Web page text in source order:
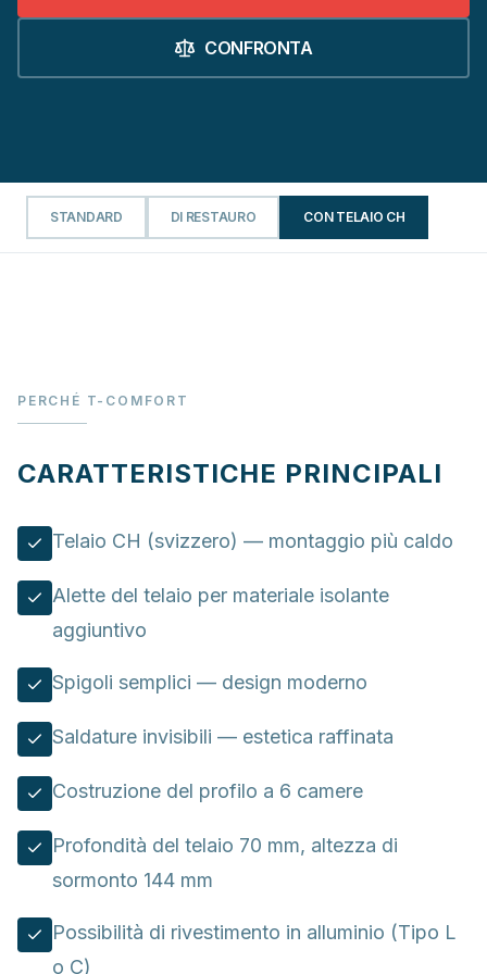
CONFRONTA
STANDARD DI RESTAURO CON TELAIO CH
PERCHÉ T-COMFORT
CARATTERISTICHE PRINCIPALI
Telaio CH (svizzero) — montaggio più caldo
Alette del telaio per materiale isolante
aggiuntivo
Spigoli semplici — design moderno
Saldature invisibili — estetica raffinata
Costruzione del profilo a 6 camere
Profondità del telaio 70 mm, altezza di
sormonto 144 mm
Possibilità di rivestimento in alluminio (Tipo L
o C)